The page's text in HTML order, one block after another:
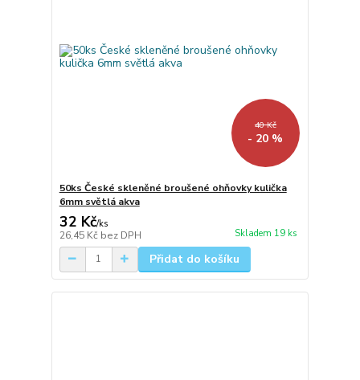
40 Kč
- 20 %
50ks České skleněné broušené ohňovky kulička
6mm světlá akva
32 Kč/ks
26,45 Kč bez DPH Skladem 19 ks
Přidat do košíku